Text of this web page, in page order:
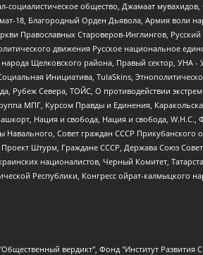
общество, Джамаат
18, Благородный Орден Дьявола, Армия воли
Православных Староверов-Инглингов,
движения Русское национальное
Щелковского района, Правый сектор, УНА -
Инициатива, TulaSkins,
Севера, ТОЙС, О противодействии
МПГ, Курсом Правды и Единения,
Нация и свобода, Нация и свобода,
Совет граждан СССР Прикубанского
Штурм, Граждане СССР, Держава Союз
националистов, Черный Комитет,
Республики, Конгресс ойрат-калмыцкого
человека и информированию населения "Якутия – Наше Мнение", Общество с ограниченной ответственностью "Москоу диджитал медиа", с 26.01.2023 Общество с ограниченной ответственностью "Чайка Белые сады", Ветошкина Валерия Валерьевна, Заговора Максим Александрович, Межрегиональное общественное движение "Российская ЛГБТ - сеть", Оленичев Максим Владимирович, Павлов Иван Юрьевич, Скворцова Елена Сергеевна, Общество с ограниченной ответственностью "Как бы инагент", Кочетков Игорь Викторович, Общество с ограниченной ответственностью "Честные выборы", Еланчик Олег Александрович, Общество с ограниченной ответственностью "Нобелевский призыв", Гималова Регина Эмилевна, Григорьев Андрей Валерьевич, Григорьева Алина Александровна, Ассоциация по содействию защите прав призывников, альтернативнослужащих и военнослужащих "Правозащитная группа "Гражданин.Армия.Право", Хисамова Регина Фаритовна, Автономная некоммерческая организация по реализации социально-правовых программ "Лилит", Дальневосточное общественное движение "Маяк", Санкт-Петербургская ЛГБТ-инициативная группа "Выход", Инициативная группа ЛГБТ+ "Реверс", Алексеев Андрей Викторович, Бекбулатова Таисия Львовна, Беляев Иван Михайлович, Владыкина Елена Сергеевна, Гельман Марат Александрович, Никульшина Вероника Юрьевна, Толоконникова Надежда Андреевна, Шендерович Виктор Анатольевич, Общество с ограниченной ответственностью "Данное сообщение", Общество с ограниченной ответственностью Издательский дом "Новая глава", Айнбиндер Александра Александровна, Московский комьюнити-центр для ЛГБТ+инициатив, Благотворительный фонд развития филантропии, Deutsche Welle (Германия, Kurt-Schumacher-Strasse 3, 53113 Bonn), Борзунова Мария Михайловна, Воробьев Виктор Викторович, Голубева Анна Львовна, Константинова Алла Михайловна, Малкова Ирина Владимировна, Мурадов Мурад Абдулгалимович, Осетинская Елизавета Николаевна, Понасенков Евгений Николаевич, Ганапольский Матвей Юрьевич, Киселев Евгений Алексеевич, Борухович Ирина Григорьевна, Дремин Иван Тимофеевич, Дубровский Дмитрий Викторович, Красноярская региональная общественная организация поддержки и